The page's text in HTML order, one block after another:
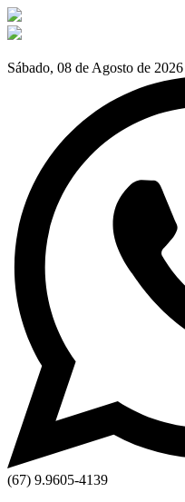
Sábado, 08 de Agosto de 2026
(67) 9.9605-4139